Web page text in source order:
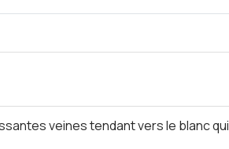
veines tendant vers le blanc qui